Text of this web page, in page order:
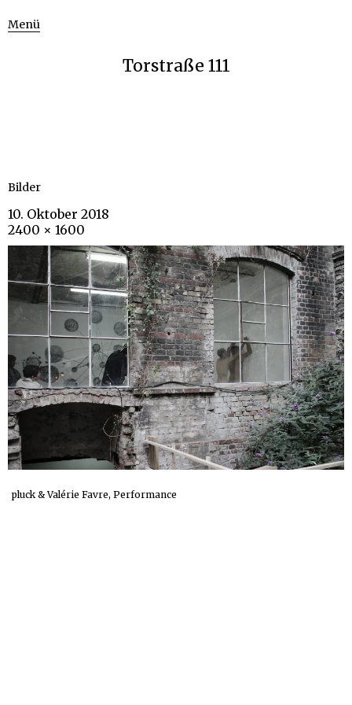
Menü
Torstraße 111
Bilder
10. Oktober 2018
2400 × 1600
pluck & Valérie Favre, Performance